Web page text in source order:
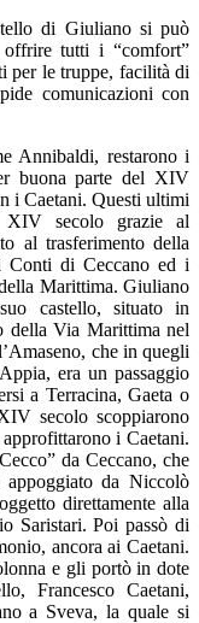
di Giuliano si può
tutti i “comfort”
per le truppe, facilità di
comunicazioni con
Annibaldi, restarono i
buona parte del XIV
i Caetani. Questi ultimi
XIV secolo grazie al
al trasferimento della
Conti di Ceccano ed i
Marittima. Giuliano
castello, situato in
della Via Marittima nel
che in quegli
era un passaggio
a Terracina, Gaeta o
secolo scoppiarono
i Caetani.
da Ceccano, che
da Niccolò
direttamente alla
Saristari. Poi passò di
ancora ai Caetani.
e gli portò in dote
Francesco Caetani,
a Sveva, la quale si